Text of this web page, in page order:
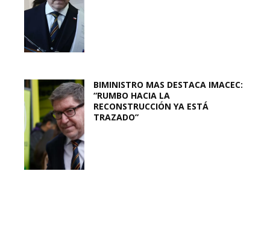
BIMINISTRO MAS DESTACA IMACEC:
“RUMBO HACIA LA
RECONSTRUCCIÓN YA ESTÁ
TRAZADO”